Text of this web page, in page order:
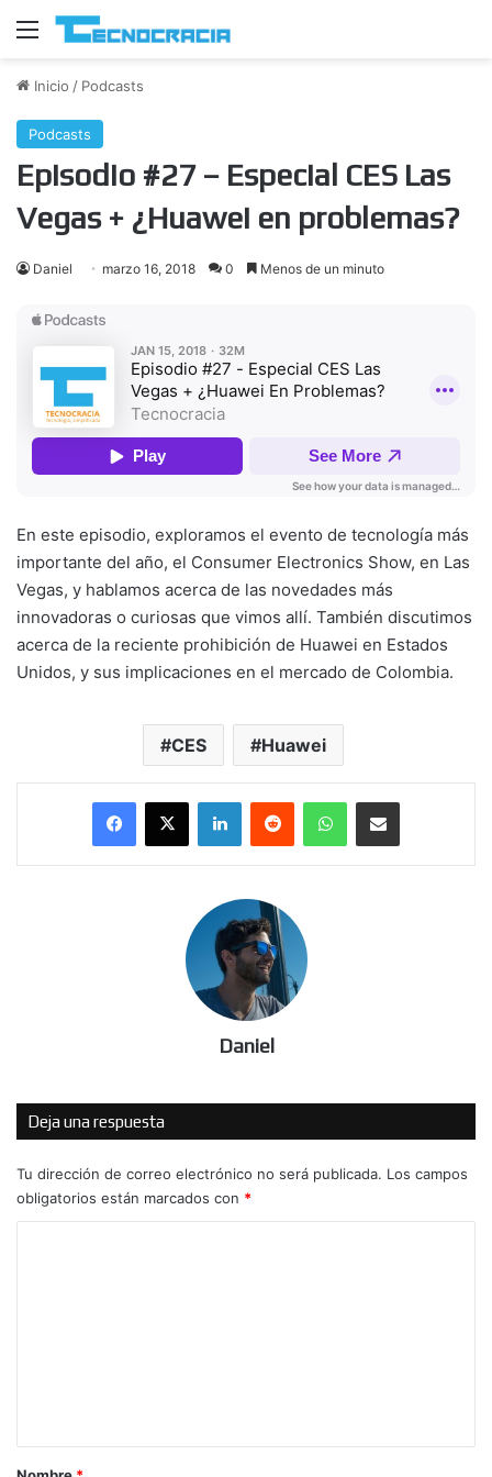
Menú
Inicio / Podcasts
Podcasts
Episodio #27 – Especial CES Las
Vegas + ¿Huawei en problemas?
Daniel marzo 16, 2018 0 Menos de un minuto
En este episodio, exploramos el evento de tecnología más
importante del año, el Consumer Electronics Show, en Las
Vegas, y hablamos acerca de las novedades más
innovadoras o curiosas que vimos allí. También discutimos
acerca de la reciente prohibición de Huawei en Estados
Unidos, y sus implicaciones en el mercado de Colombia.
CES Huawei
LinkedInReddit WhatsAppCompartir por correo electrónico
Daniel
Deja una respuesta
Tu dirección de correo electrónico no será publicada. Los campos
obligatorios están marcados con *
r